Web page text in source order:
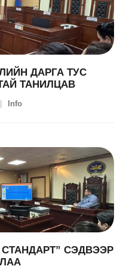
ДАРГА ТУС
ТАНИЛЦАВ
Info
СЭДВЭЭР